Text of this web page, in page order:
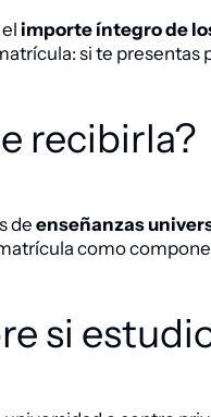
importe íntegro de
si te presentas
recibirla?
de enseñanzas
como
si